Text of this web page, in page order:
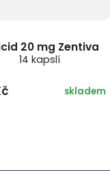
20 mg Zentiva
14 kapslí
skladem